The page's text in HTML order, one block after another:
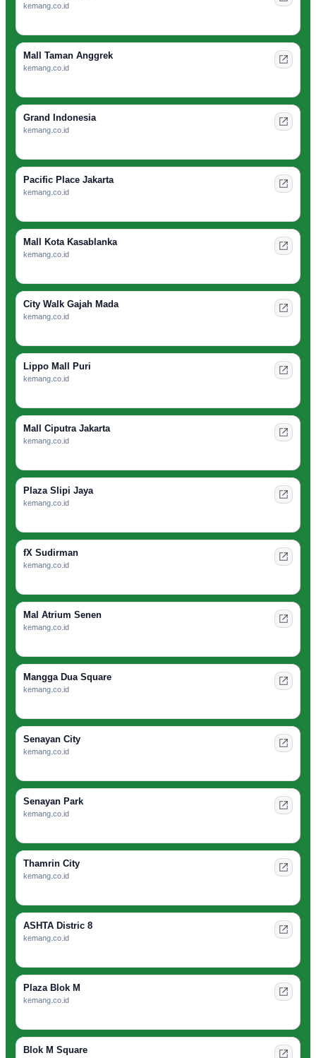
kemang.co.id
Mall Taman Anggrek
kemang.co.id
Grand Indonesia
kemang.co.id
Pacific Place Jakarta
kemang.co.id
Mall Kota Kasablanka
kemang.co.id
City Walk Gajah Mada
kemang.co.id
Lippo Mall Puri
kemang.co.id
Mall Ciputra Jakarta
kemang.co.id
Plaza Slipi Jaya
kemang.co.id
fX Sudirman
kemang.co.id
Mal Atrium Senen
kemang.co.id
Mangga Dua Square
kemang.co.id
Senayan City
kemang.co.id
Senayan Park
kemang.co.id
Thamrin City
kemang.co.id
ASHTA Distric 8
kemang.co.id
Plaza Blok M
kemang.co.id
Blok M Square